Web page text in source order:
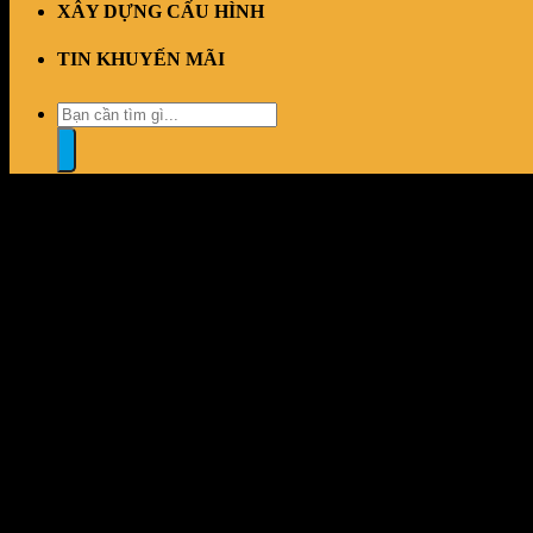
XÂY DỰNG CẤU HÌNH
TIN KHUYẾN MÃI
Tìm
kiếm: